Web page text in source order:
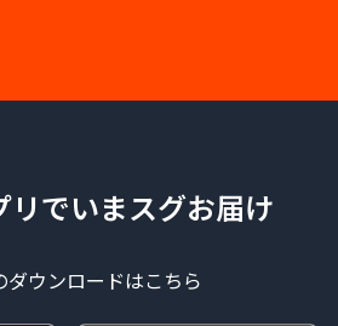
リでいまスグお届け
ダウンロードはこちら